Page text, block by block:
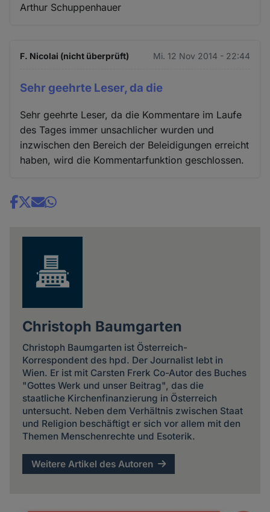
Arthur Schuppenhauer
F. Nicolai (nicht überprüft) Mi. 12 Nov 2014 - 22:44
Sehr geehrte Leser, da die
Sehr geehrte Leser, da die Kommentare im Laufe
des Tages immer unsachlicher wurden und
inzwischen den Bereich der Beleidigungen erreicht
haben, wird die Kommentarfunktion geschlossen.
Share
Christoph Baumgarten
Christoph Baumgarten ist Österreich-
Korrespondent des hpd. Der Journalist lebt in
Wien. Er ist mit Carsten Frerk Co-Autor des Buches
"Gottes Werk und unser Beitrag", das die
staatliche Kirchenfinanzierung in Österreich
untersucht. Neben dem Verhältnis zwischen Staat
und Religion beschäftigt er sich vor allem mit den
Themen Menschenrechte und Esoterik.
Weitere Artikel des Autoren